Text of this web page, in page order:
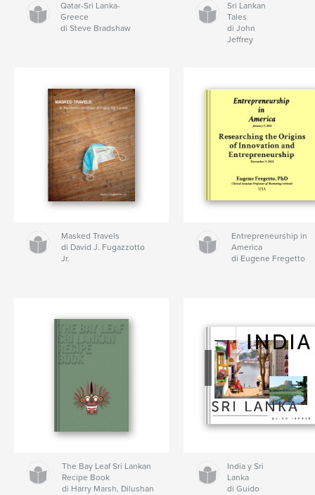
Qatar-Sri Lanka-
Greece
di Steve Bradshaw
Sri Lankan
Tales
di John
Jeffrey
Masked Travels
di David J. Fugazzotto
Jr.
Entrepreneurship in
America
di Eugene Fregetto
The Bay Leaf Sri Lankan
Recipe Book
di Harry Marsh, Dilushan
India y Sri
Lanka
di Guido